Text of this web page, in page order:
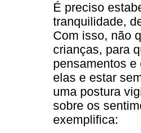
É preciso
tranquilidade,
Com isso, não
crianças, para
pensamentos
elas e estar
uma postura
sobre os
exemplifica: